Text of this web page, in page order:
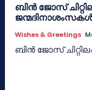
ബിന്‍ ജോസ്
Wishes & Greetings
ബിന്‍ ജോസ്